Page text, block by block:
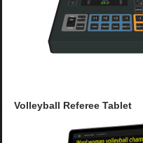
Volleyball Referee Tablet